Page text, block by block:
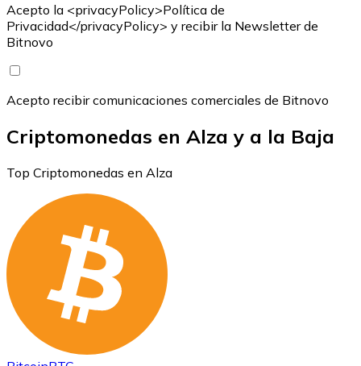
Acepto la <privacyPolicy>Política de
Privacidad</privacyPolicy> y recibir la Newsletter de
Bitnovo
Acepto recibir comunicaciones comerciales de Bitnovo
Criptomonedas en Alza y a la Baja
Top Criptomonedas en Alza